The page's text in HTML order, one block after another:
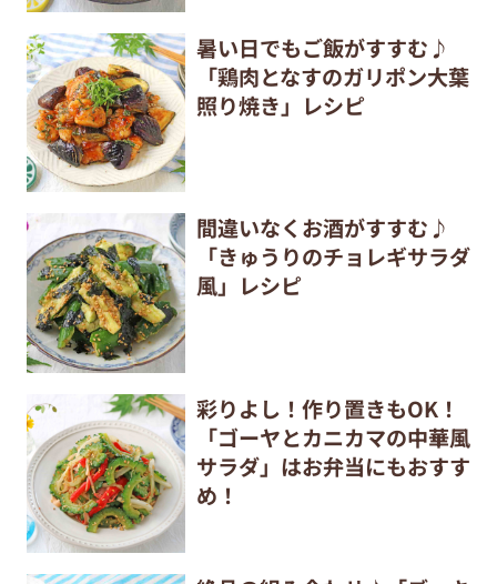
暑い日でもご飯がすすむ♪
「鶏肉となすのガリポン大葉
照り焼き」レシピ
間違いなくお酒がすすむ♪
「きゅうりのチョレギサラダ
風」レシピ
彩りよし！作り置きもOK！
「ゴーヤとカニカマの中華風
サラダ」はお弁当にもおすす
め！